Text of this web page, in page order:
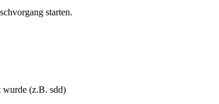
starten.
(z.B. sdd)